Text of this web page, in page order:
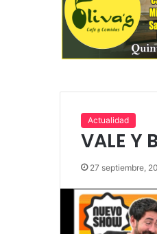
Actualidad
VALE Y
27 septiembre,